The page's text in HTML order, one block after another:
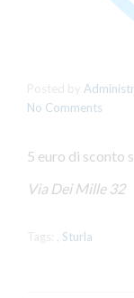
No Comments
5 euro di sconto
Via Dei Mille 32
Sturla